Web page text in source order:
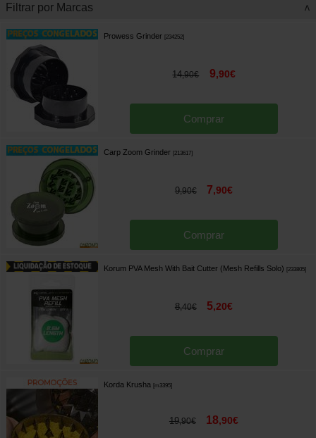
Filtrar por Marcas >
Prowess Grinder [234252]
14,90€ 9,90€
Comprar
Carp Zoom Grinder [213617]
9,90€ 7,90€
Comprar
Korum PVA Mesh With Bait Cutter (Mesh Refills Solo) [233805]
8,40€ 5,20€
Comprar
Korda Krusha [m3395]
19,90€ 18,90€